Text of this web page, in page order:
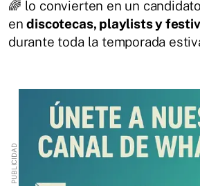
🌈 lo convierten en un
endiscotecas, playlists y
durante toda la temporada